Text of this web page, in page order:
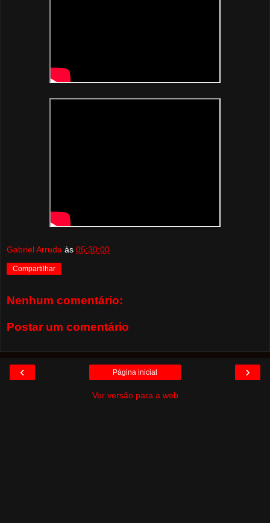
Gabriel Arruda às 05:30:00
Compartilhar
Nenhum comentário:
Postar um comentário
‹ ›
Página inicial
Ver versão para a web